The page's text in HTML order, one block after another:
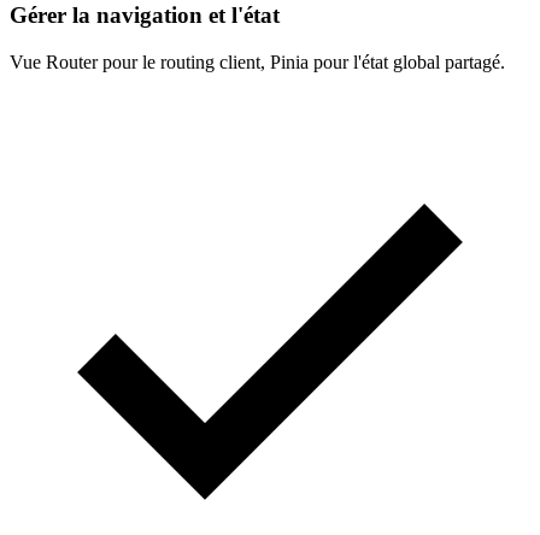
Gérer la navigation et l'état
Vue Router pour le routing client, Pinia pour l'état global partagé.